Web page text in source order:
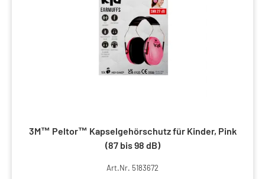
3M™ Peltor™ Kapselgehörschutz für Kinder, Pink
(87 bis 98 dB)
Art.Nr. 5183672